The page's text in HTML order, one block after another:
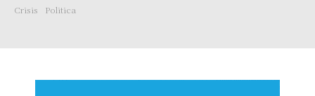
Crisis
Politica